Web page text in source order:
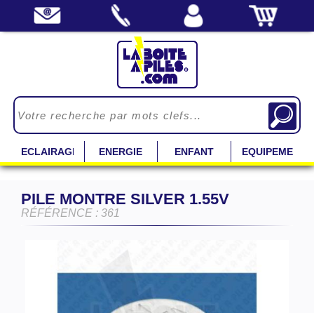
ECLAIRAGE ENERGIE ENFANT EQUIPEMENT
PILE MONTRE SILVER 1.55V
RÉFÉRENCE : 361